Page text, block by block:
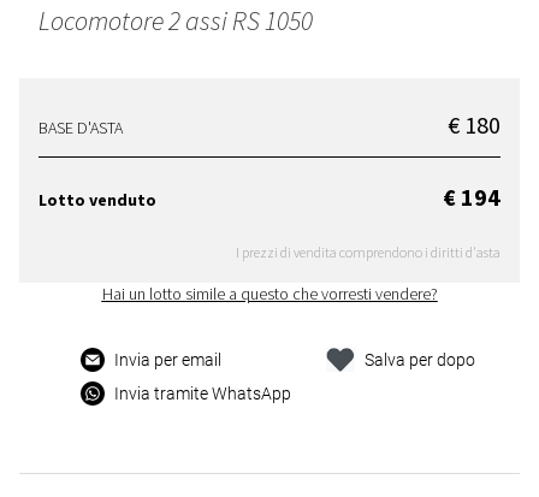
Locomotore 2 assi RS 1050
BASE D'ASTA € 180
Lotto venduto € 194
I prezzi di vendita comprendono i diritti d'asta
Hai un lotto simile a questo che vorresti vendere?
Invia per email
Invia tramite WhatsApp
Salva per dopo